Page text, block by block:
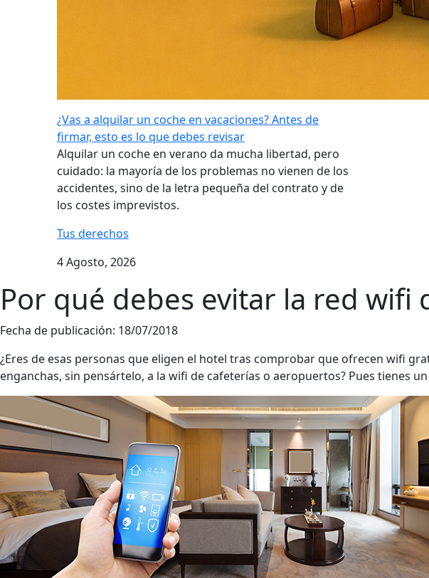
¿Vas a alquilar un coche en vacaciones? Antes de
firmar, esto es lo que debes revisar
Alquilar un coche en verano da mucha libertad, pero
cuidado: la mayoría de los problemas no vienen de los
accidentes, sino de la letra pequeña del contrato y de
los costes imprevistos.
Tus derechos
4 Agosto, 2026
Por qué debes evitar la red wifi
Fecha de publicación: 18/07/2018
¿Eres de esas personas que eligen el hotel tras comprobar que ofrecen wifi
enganchas, sin pensártelo, a la wifi de cafeterías o aeropuertos? Pues tienes